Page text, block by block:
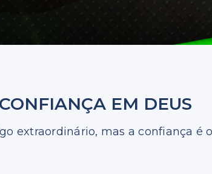
EM DEUS
extraordinário, mas a confiança é